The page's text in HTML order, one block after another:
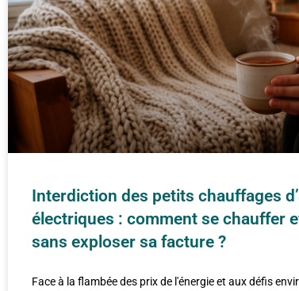
Interdiction des petits chauffages
électriques : comment se chauffer
sans exploser sa facture ?
Face à la flambée des prix de l'énergie et aux défis